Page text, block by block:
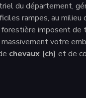
du département,
rampes, au milieu
imposent
votre
chevaux (ch) et de